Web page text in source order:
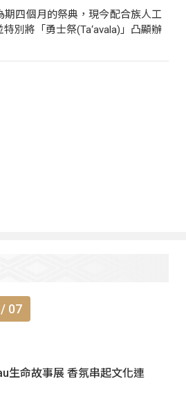
期四個月的祭典，現今配合族人工
別將「勇士祭(Ta‘avala)」凸顯辦
07
生命故事展 香氛串起文化連